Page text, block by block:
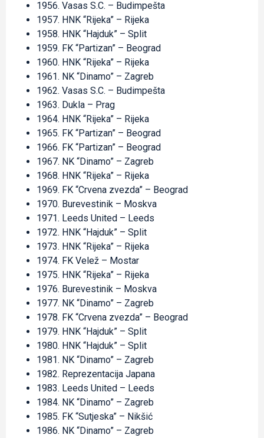
1956. Vasas S.C. – Budimpešta
1957. HNK “Rijeka” – Rijeka
1958. HNK “Hajduk” – Split
1959. FK “Partizan” – Beograd
1960. HNK “Rijeka” – Rijeka
1961. NK “Dinamo” – Zagreb
1962. Vasas S.C. – Budimpešta
1963. Dukla – Prag
1964. HNK “Rijeka” – Rijeka
1965. FK “Partizan” – Beograd
1966. FK “Partizan” – Beograd
1967. NK “Dinamo” – Zagreb
1968. HNK “Rijeka” – Rijeka
1969. FK “Crvena zvezda” – Beograd
1970. Burevestinik – Moskva
1971. Leeds United – Leeds
1972. HNK “Hajduk” – Split
1973. HNK “Rijeka” – Rijeka
1974. FK Velež – Mostar
1975. HNK “Rijeka” – Rijeka
1976. Burevestinik – Moskva
1977. NK “Dinamo” – Zagreb
1978. FK “Crvena zvezda” – Beograd
1979. HNK “Hajduk” – Split
1980. HNK “Hajduk” – Split
1981. NK “Dinamo” – Zagreb
1982. Reprezentacija Japana
1983. Leeds United – Leeds
1984. NK “Dinamo” – Zagreb
1985. FK “Sutjeska” – Nikšić
1986. NK “Dinamo” – Zagreb